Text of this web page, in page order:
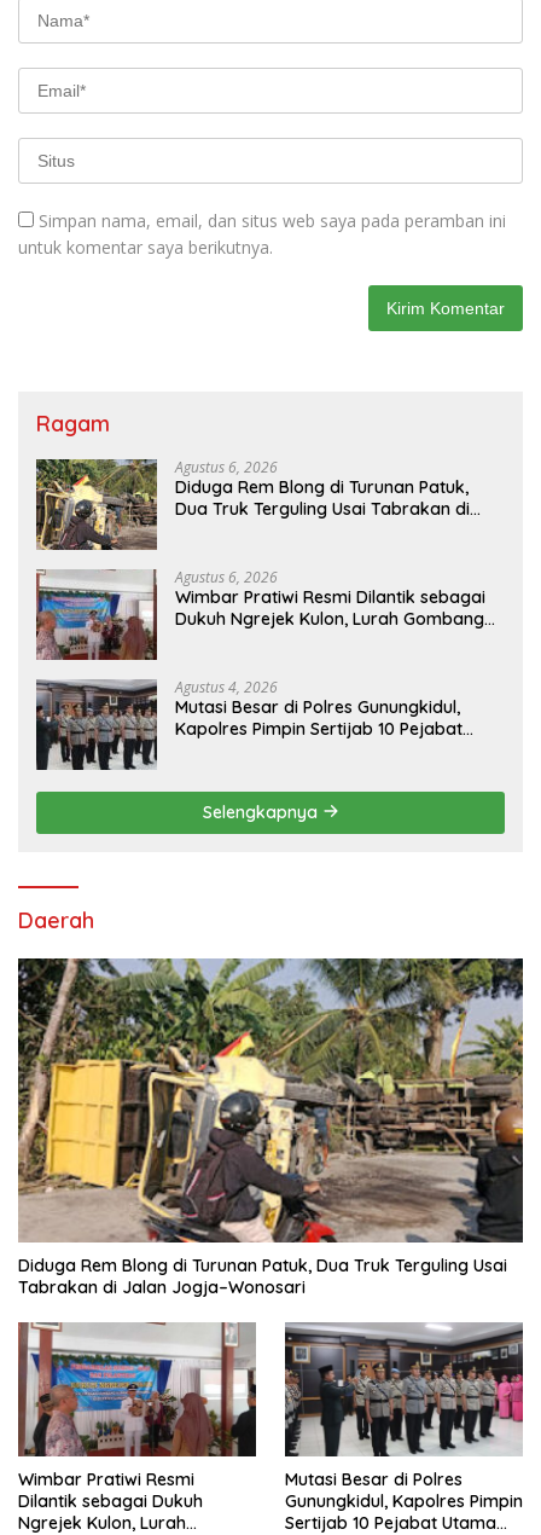
Simpan nama, email, dan situs web saya pada peramban ini
untuk komentar saya berikutnya.
Ragam
Agustus 6, 2026
Diduga Rem Blong di Turunan Patuk,
Dua Truk Terguling Usai Tabrakan di
Agustus 6, 2026
Wimbar Pratiwi Resmi Dilantik sebagai
Dukuh Ngrejek Kulon, Lurah Gombang
Agustus 4, 2026
Mutasi Besar di Polres Gunungkidul,
Kapolres Pimpin Sertijab 10 Pejabat
Selengkapnya
Daerah
Diduga Rem Blong di Turunan Patuk, Dua Truk Terguling Usai
Tabrakan di Jalan Jogja–Wonosari
Wimbar Pratiwi Resmi
Dilantik sebagai Dukuh
Ngrejek Kulon, Lurah
Mutasi Besar di Polres
Gunungkidul, Kapolres Pimpin
Sertijab 10 Pejabat Utama